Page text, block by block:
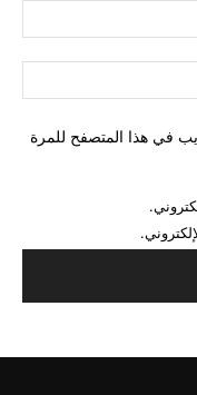
في هذا المتصفح للمرة